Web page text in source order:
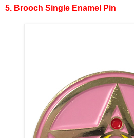
5. Brooch Single Enamel Pin